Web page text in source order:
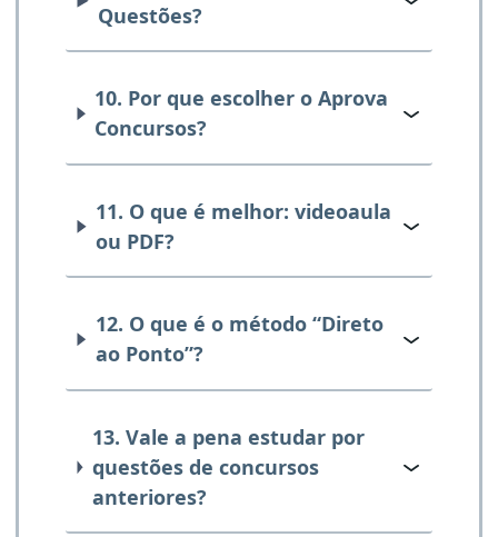
Questões?
10. Por que escolher o Aprova
Concursos?
11. O que é melhor: videoaula
ou PDF?
12. O que é o método “Direto
ao Ponto”?
13. Vale a pena estudar por
questões de concursos
anteriores?